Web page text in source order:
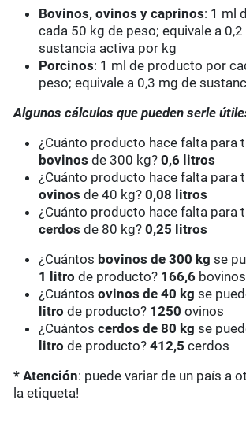
Bovinos, ovinos y caprinos: 1 ml
cada 50 kg de peso; equivale a
sustancia activa por kg
Porcinos: 1 ml de producto por
peso; equivale a 0,3 mg de
Algunos cálculos que pueden serle
¿Cuánto producto hace falta para
bovinosde 300 kg?0,6 litros
¿Cuánto producto hace falta para
ovinos de 40 kg?0,08 litros
¿Cuánto producto hace falta para
cerdos de 80 kg?0,25 litros
¿Cuántos bovinos de 300 kg se
1 litro de producto? 166,6 bovinos
¿Cuántosovinos de 40 kg se
litro de producto? 1250 ovinos
¿Cuántoscerdos de 80 kg se
litro de producto?412,5 cerdos
* Atención: puede variar de un país a
la etiqueta!